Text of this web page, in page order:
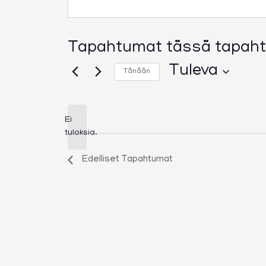
Tapahtumat tässä
Notice
Ei
tuloksia.
Tänään Tuleva
Edelliset Tapahtumat